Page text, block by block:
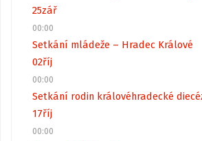
25zář
00:00
Setkání mládeže – Hradec Králové
02říj
00:00
Setkání rodin královéhradecké
17říj
00:00